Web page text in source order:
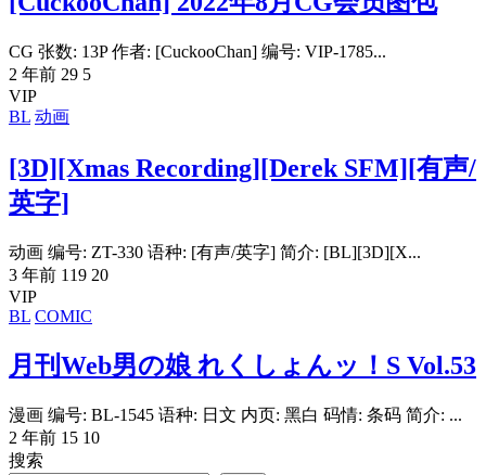
CG 张数: 13P 作者: [CuckooChan] 编号: VIP-1785...
2 年前 29 5
VIP
BL 动画
[3D][Xmas Recording][Derek SFM][有声/
英字]
动画 编号: ZT-330 语种: [有声/英字] 简介: [BL][3D][X...
3 年前 119 20
VIP
BL COMIC
月刊Web男の娘 れくしょんッ！S Vol.53
漫画 编号: BL-1545 语种: 日文 内页: 黑白 码情: 条码 简介: ...
2 年前 15 10
搜索